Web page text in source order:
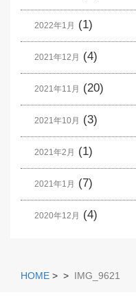
2022年1月 (1)
2021年12月 (4)
2021年11月 (20)
2021年10月 (3)
2021年2月 (1)
2021年1月 (7)
2020年12月 (4)
HOME > > IMG_9621